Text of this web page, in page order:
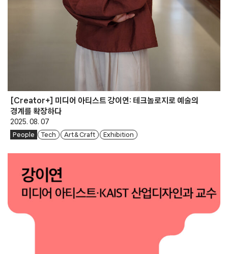
[Creator+] 미디어 아티스트 강이연: 테크놀로지로 예술의
경계를 확장하다
2025. 08. 07
People Tech Art & Craft Exhibition